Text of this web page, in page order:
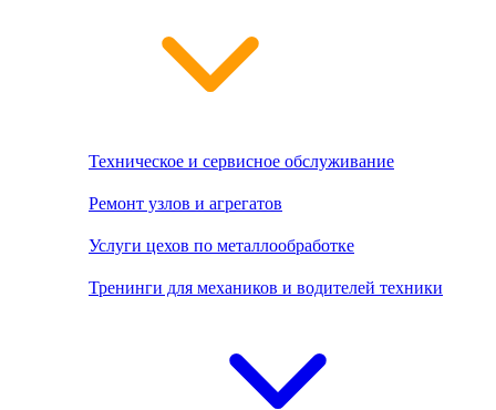
Техническое и сервисное обслуживание
Ремонт узлов и агрегатов
Услуги цехов по металлообработке
Тренинги для механиков и водителей техники